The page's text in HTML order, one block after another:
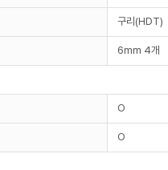
구리(HDT)
6mm 4개
O
O